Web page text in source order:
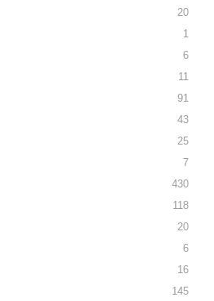
20
1
6
11
91
43
25
7
430
118
20
6
16
145